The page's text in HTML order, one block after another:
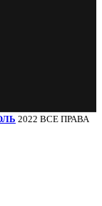
2022 ВСЕ ПРАВА